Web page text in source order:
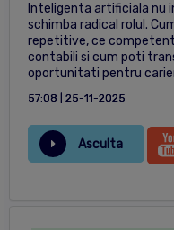
Inteligenta artificiala nu
schimba radical rolul.
repetitive, ce
contabili si cum poti
oportunitati pentru
57:08 | 25-11-2025
Asculta